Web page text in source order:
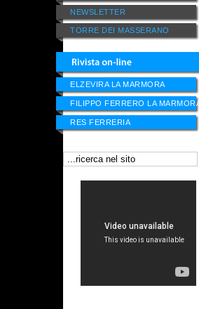
NEWSLETTER
TORRE DEI MASSERANO
ELZEVIRA LA MARMORA
FILIPPO FERRERO LA MARMORA
RES FERRERIA